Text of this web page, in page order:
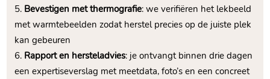
Bevestigen met thermografie: we verifiëren het lekbeeld
met warmtebeelden zodat herstel precies op de juiste plek
kan gebeuren
Rapport en hersteladvies: je ontvangt binnen drie dagen
een expertiseverslag met meetdata, foto’s en een concreet